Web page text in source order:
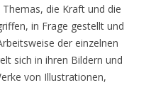
Themas, die Kraft und die
in Frage gestellt und
der einzelnen
sich in ihren Bildern und
von Illustrationen,